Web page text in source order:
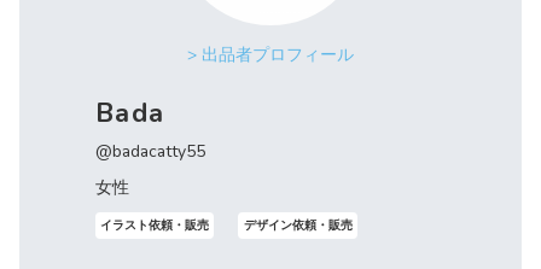
> 出品者プロフィール
Bada
@badacatty55
女性
イラスト依頼・販売 デザイン依頼・販売